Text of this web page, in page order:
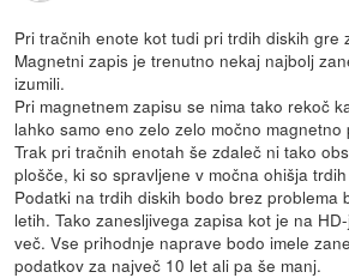
Pri tračnih enote kot tudi pri trdih diskih gre
Magnetni zapis je trenutno nekaj najbolj
izumili.
Pri magnetnem zapisu se nima tako rekoč
lahko samo eno zelo zelo močno magnetno
Trak pri tračnih enotah še zdaleč ni tako
plošče, ki so spravljene v močna ohišja
Podatki na trdih diskih bodo brez problema
letih. Tako zanesljivega zapisa kot je na
več. Vse prihodnje naprave bodo imele
podatkov za največ 10 let ali pa še manj.